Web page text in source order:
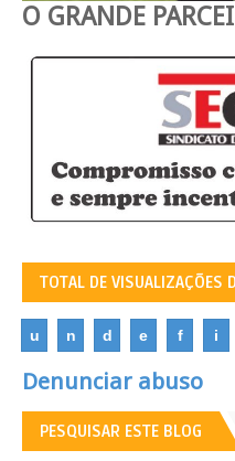
O GRANDE
TOTAL DE VISUALIZAÇÕES
u n d e f i
Denunciar abuso
PESQUISAR ESTE BLOG